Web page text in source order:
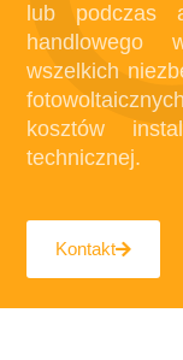
lub podczas
handlowego
wszelkich
kosztów
technicznej.
Kontakt